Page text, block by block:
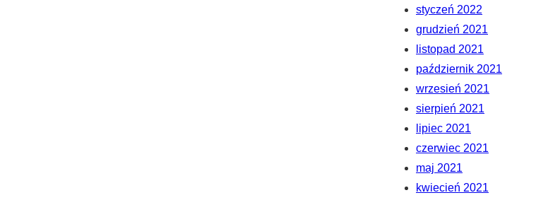
styczeń 2022
grudzień 2021
listopad 2021
październik 2021
wrzesień 2021
sierpień 2021
lipiec 2021
czerwiec 2021
maj 2021
kwiecień 2021